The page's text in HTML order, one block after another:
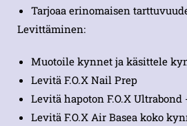
Tarjoaa erinomaisen
Levittäminen:
Muotoile kynnet ja käsittele
Levitä F.O.X Nail Prep
Levitä hapoton F.O.X
Levitä F.O.X Air Basea koko